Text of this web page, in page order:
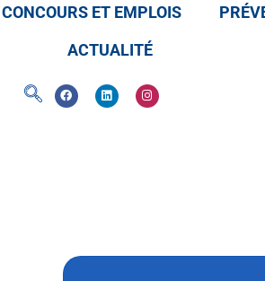
CONCOURS ET EMPLOIS
ACTUALITÉ